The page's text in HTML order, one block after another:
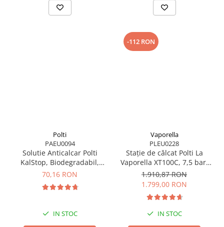
Polti
PAEU0094
Solutie Anticalcar Polti
KalStop, Biodegradabil,
Non-toxic, 20 x 5 ml
70,16 RON
IN STOC
-112 RON
Vaporella
PLEU0228
Stație de călcat Polti La
Vaporella XT100C, 7,5 bar,
Steam Pulse 500 g
1.910,87 RON
1.799,00 RON
IN STOC